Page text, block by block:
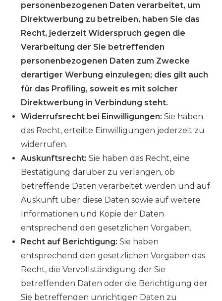
personenbezogenen Daten verarbeitet, um
Direktwerbung zu betreiben, haben Sie das
Recht, jederzeit Widerspruch gegen die
Verarbeitung der Sie betreffenden
personenbezogenen Daten zum Zwecke
derartiger Werbung einzulegen; dies gilt auch
für das Profiling, soweit es mit solcher
Direktwerbung in Verbindung steht.
Widerrufsrecht bei Einwilligungen: Sie haben
das Recht, erteilte Einwilligungen jederzeit zu
widerrufen.
Auskunftsrecht: Sie haben das Recht, eine
Bestätigung darüber zu verlangen, ob
betreffende Daten verarbeitet werden und auf
Auskunft über diese Daten sowie auf weitere
Informationen und Kopie der Daten
entsprechend den gesetzlichen Vorgaben.
Recht auf Berichtigung: Sie haben
entsprechend den gesetzlichen Vorgaben das
Recht, die Vervollständigung der Sie
betreffenden Daten oder die Berichtigung der
Sie betreffenden unrichtigen Daten zu